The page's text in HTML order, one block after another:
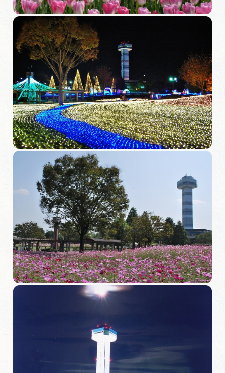
ぎふ旅レポーター記事
早わかり岐阜
買い物・お土産
体験予約サイト「ＶＩＳＩＴ岐阜県」
岐阜県アウトドア観光キャンペーン
岐阜県まるごと観光エリアガイド
岐阜県観光データベース
旅行会社・観光事業者の皆様へ
フォトライブラリー
動画ライブラリー
お問い合わせ
運営組織